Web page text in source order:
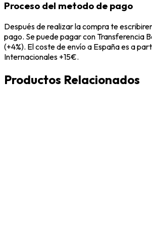
Proceso del metodo de pago
Después de realizar la compra te
pago. Se puede pagar con Transferencia
(+4%). El coste de envío a España es a
Internacionales +15€.
Productos Relacionados